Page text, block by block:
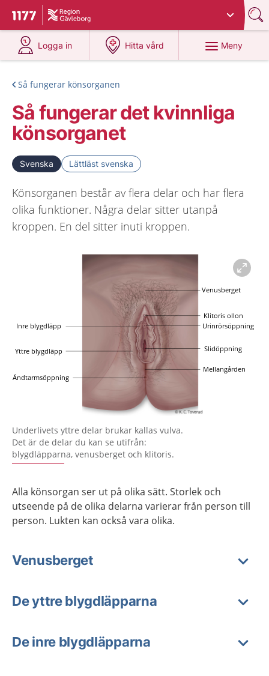
Till startsidan för 1177
Du har valt region
Logga in
på 1177.se
Hitta vård
på 1177.se
Meny
Så fungerar könsorganen
Så fungerar det kvinnliga
könsorganet
Svenska Lättläst svenska
Könsorganen består av flera delar och har flera
olika funktioner. Några delar sitter utanpå
kroppen. En del sitter inuti kroppen.
Förstora bilden
Underlivets yttre delar brukar kallas vulva.
Det är de delar du kan se utifrån:
blygdläpparna, venusberget och klitoris.
Alla könsorgan ser ut på olika sätt. Storlek och
utseende på de olika delarna varierar från person till
person. Lukten kan också vara olika.
Venusberget
De yttre blygdläpparna
De inre blygdläpparna